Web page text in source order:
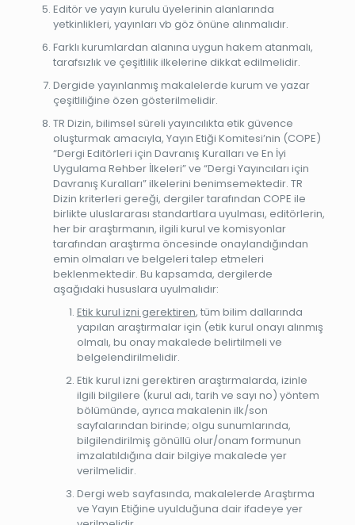
Editör ve yayın kurulu üyelerinin alanlarında
yetkinlikleri, yayınları vb göz önüne alınmalıdır.
Farklı kurumlardan alanına uygun hakem atanmalı,
tarafsızlık ve çeşitlilik ilkelerine dikkat edilmelidir.
Dergide yayınlanmış makalelerde kurum ve yazar
çeşitliliğine özen gösterilmelidir.
TR Dizin, bilimsel süreli yayıncılıkta etik güvence
oluşturmak amacıyla, Yayın Etiği Komitesi’nin (COPE)
“Dergi Editörleri için Davranış Kuralları ve En İyi
Uygulama Rehber İlkeleri” ve “Dergi Yayıncıları için
Davranış Kuralları” ilkelerini benimsemektedir. TR
Dizin kriterleri gereği, dergiler tarafından COPE ile
birlikte uluslararası standartlara uyulması, editörlerin,
her bir araştırmanın, ilgili kurul ve komisyonlar
tarafından araştırma öncesinde onaylandığından
emin olmaları ve belgeleri talep etmeleri
beklenmektedir. Bu kapsamda, dergilerde
aşağıdaki hususlara uyulmalıdır:
Etik kurul izni gerektiren, tüm bilim dallarında
yapılan araştırmalar için (etik kurul onayı alınmış
olmalı, bu onay makalede belirtilmeli ve
belgelendirilmelidir.
Etik kurul izni gerektiren araştırmalarda, izinle
ilgili bilgilere (kurul adı, tarih ve sayı no) yöntem
bölümünde, ayrıca makalenin ilk/son
sayfalarından birinde; olgu sunumlarında,
bilgilendirilmiş gönüllü olur/onam formunun
imzalatıldığına dair bilgiye makalede yer
verilmelidir.
Dergi web sayfasında, makalelerde Araştırma
ve Yayın Etiğine uyulduğuna dair ifadeye yer